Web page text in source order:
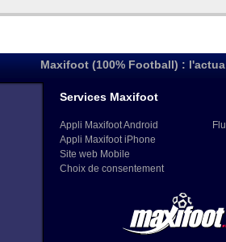
Maxifoot (100% Football) :
Services Maxifoot
Appli Maxifoot Android
Appli Maxifoot iPhone
Site web Mobile
Choix de consentement